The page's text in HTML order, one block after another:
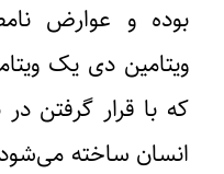
بوده و عوارض
ویتامین دی یک
که با قرار گرفتن
انسان ساخته